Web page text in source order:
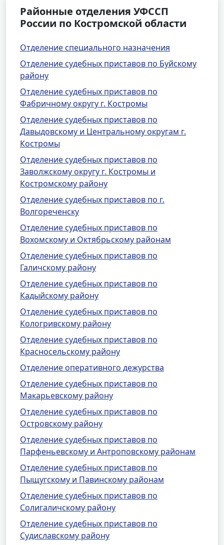
Районные отделения УФССП
России по Костромской области
Отделение специального назначения
Отделение судебных приставов по Буйскому
району
Отделение судебных приставов по
Фабричному округу г. Костромы
Отделение судебных приставов по
Давыдовскому и Центральному округам г.
Костромы
Отделение судебных приставов по
Заволжскому округу г. Костромы и
Костромскому району
Отделение судебных приставов по г.
Волгореченску
Отделение судебных приставов по
Вохомскому и Октябрьскому районам
Отделение судебных приставов по
Галичскому району
Отделение судебных приставов по
Кадыйскому району
Отделение судебных приставов по
Кологривскому району
Отделение судебных приставов по
Красносельскому району
Отделение оперативного дежурства
Отделение судебных приставов по
Макарьевскому району
Отделение судебных приставов по
Островскому району
Отделение судебных приставов по
Парфеньевскому и Антроповскому районам
Отделение судебных приставов по
Пыщугскому и Павинскому районам
Отделение судебных приставов по
Солигаличскому району
Отделение судебных приставов по
Судиславскому району